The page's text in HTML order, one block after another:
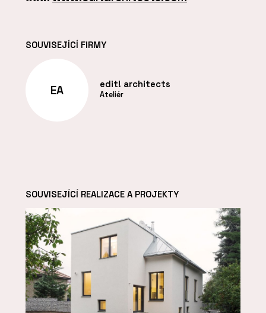
SOUVISEJÍCÍ FIRMY
EA edit! architects
Ateliér
SOUVISEJÍCÍ REALIZACE A PROJEKTY